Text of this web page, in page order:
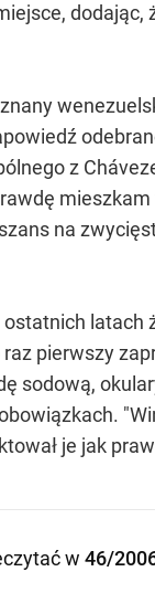
dodając,
z
na
latach
pierwszy
sodową,
je jak
w 46/